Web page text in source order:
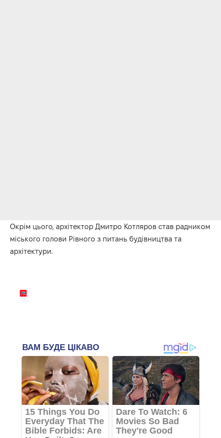
Окрім цього, архітектор Дмитро Котляров став радником
міського голови Рівного з питань будівництва та
архітектури.